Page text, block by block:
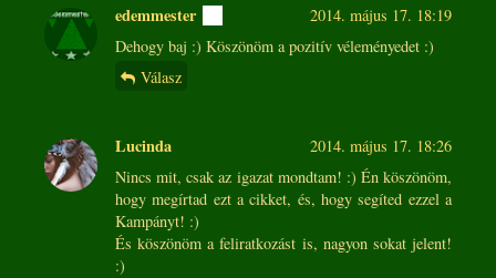
edemmester
2014. május 17. 18:19
Dehogy baj :) Köszönöm a pozitív véleményedet :)
Válasz
Lucinda
2014. május 17. 18:26
Nincs mit, csak az igazat mondtam! :) Én köszönöm,
hogy megírtad ezt a cikket, és, hogy segíted ezzel a
Kampányt! :)
És köszönöm a feliratkozást is, nagyon sokat jelent!
:)